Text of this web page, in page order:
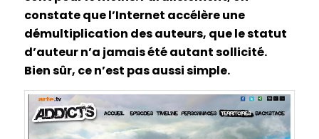
constate que l’Internet accélère une
démultiplication des auteurs, que le statut
d’auteur n’a jamais été autant sollicité.
Bien sûr, ce n’est pas aussi simple.